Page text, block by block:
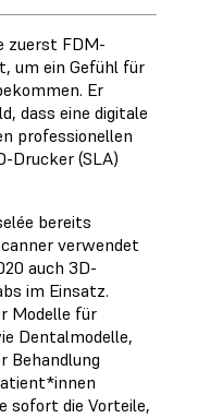
zuerst FDM-
um ein Gefühl für
Er
dass eine digitale
professionellen
Drucker (SLA)
bereits
verwendet
auch 3D-
im Einsatz.
Modelle für
Dentalmodelle,
Behandlung
sofort die Vorteile,